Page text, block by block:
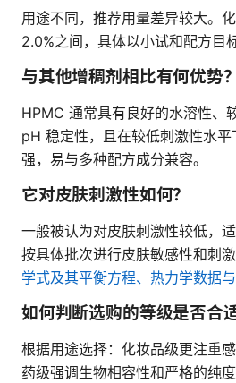
用途不同，推荐用量差异较大。
2.0%之间，具体以小试和配方目
与其他增稠剂相比有何优势？
HPMC 通常具有良好的水溶性、
pH 稳定性，且在较低刺激性水
强，易与多种配方成分兼容。
它对皮肤刺激性如何？
一般被认为对皮肤刺激性较低，
按具体批次进行皮肤敏感性和刺
学式及其平衡方程、热力学数据
如何判断选购的等级是否合适
根据用途选择：化妆品级更注重
药级强调生物相容性和严格的纯